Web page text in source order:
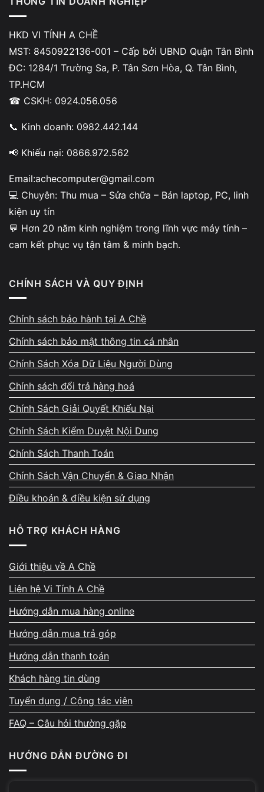
1. Thử adapter chính hãng khác để loại trừ lỗi từ bộ sạc
2. Kiểm tra ổ điện và dây nguồn
3. Quan sát chân jack xem có lỏng, cháy xém hoặc biến
Không nên tự tháo máy hoặc hàn lại jack sạc vì có thể làm
Lỗi này nặng hay nhẹ? Khi nào cần
mang đi sửa ngay?
Trường hợp nhẹ:
Jack lỏng nhẹ
Tiếp xúc kém
Adapter lỗi
Trường hợp cần mang đi sửa ngay:
Có mùi khét
Pin không nhận điện trong thời gian dài
Nếu để lâu, lỗi có thể lan sang mạch nguồn và làm chi
phí sửa tăng đáng kể.
Vi Tính A Chề xử lý lỗi này như thế
nào?
HKD VI TÍNH A CHỀ
MST: 8450922136-001 – Cấp bởi UBND Quận Tân Bình
ĐC: 1284/1 Trường Sa, P. Tân Sơn Hòa, Q. Tân Bình,
TP.HCM
☎ CSKH: 0924.056.056
📞 Kinh doanh: 0982.442.144
📢 Khiếu nại: 0866.972.562
Email:achecomputer@gmail.com
💻 Chuyên: Thu mua – Sửa chữa – Bán laptop, PC, linh
kiện uy tín
💬 Hơn 20 năm kinh nghiệm trong lĩnh vực máy tính –
cam kết phục vụ tận tâm & minh bạch.
CHÍNH SÁCH VÀ QUY ĐỊNH
Chính sách bảo hành tại A Chề
Chính sách bảo mật thông tin cá nhân
Chính Sách Xóa Dữ Liệu Người Dùng
Chính sách đổi trả hàng hoá
Chính Sách Giải Quyết Khiếu Nại
Chính Sách Kiểm Duyệt Nội Dung
Chính Sách Thanh Toán
Chính Sách Vận Chuyển & Giao Nhận
Điều khoản & điều kiện sử dụng
HỖ TRỢ KHÁCH HÀNG
Giới thiệu về A Chề
Liên hệ Vi Tính A Chề
Hướng dẫn mua hàng online
Hướng dẫn mua trả góp
Hướng dẫn thanh toán
Khách hàng tin dùng
Tuyển dụng / Cộng tác viên
FAQ – Câu hỏi thường gặp
HƯỚNG DẪN ĐƯỜNG ĐI